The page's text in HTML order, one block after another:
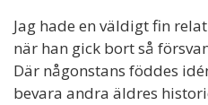
Jag hade en väldigt fin
när han gick bort så
Där någonstans föddes
bevara andra äldres